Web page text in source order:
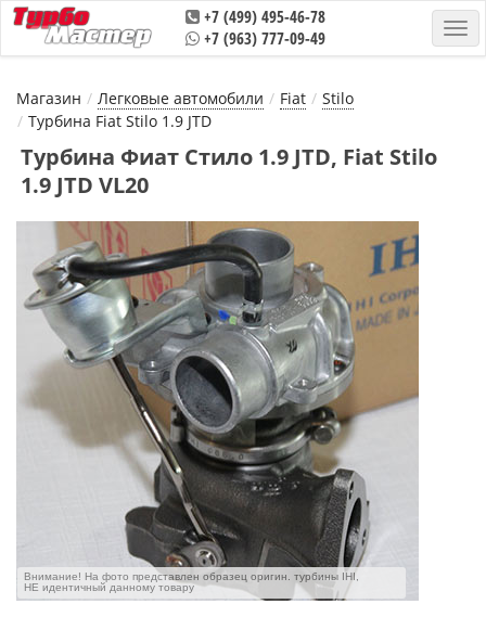
+7 (499) 495-46-78
+7 (963) 777-09-49
Магазин Легковые автомобили Fiat
Stilo
Турбина Fiat Stilo 1.9 JTD
Турбина Фиат Стило 1.9 JTD, Fiat Stilo
1.9 JTD VL20
Внимание! На фото представлен образец оригин. турбины IHI,
НЕ идентичный данному товару